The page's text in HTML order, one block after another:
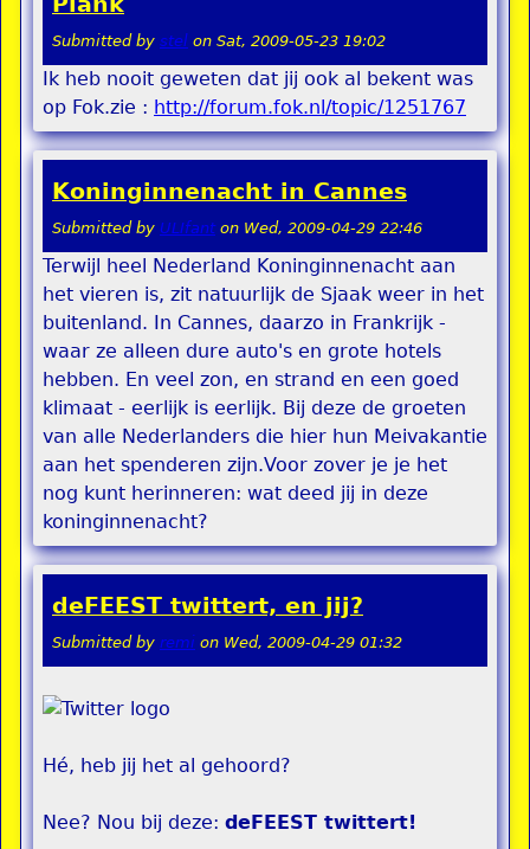
Submitted by stel on Sat, 2009-05-23 19:02
Ik heb nooit geweten dat jij ook al bekent was
op Fok.zie : http://forum.fok.nl/topic/1251767
Koninginnenacht in Cannes
Submitted by ULIfanton Wed, 2009-04-29 22:46
Terwijl heel Nederland Koninginnenacht aan
het vieren is, zit natuurlijk de Sjaak weer in het
buitenland. In Cannes, daarzo in Frankrijk -
waar ze alleen dure auto's en grote hotels
hebben. En veel zon, en strand en een goed
klimaat - eerlijk is eerlijk. Bij deze de groeten
van alle Nederlanders die hier hun Meivakantie
aan het spenderen zijn.Voor zover je je het
nog kunt herinneren: wat deed jij in deze
koninginnenacht?
deFEEST twittert, en jij?
Submitted by remi on Wed, 2009-04-29 01:32
Hé, heb jij het al gehoord?
Nee? Nou bij deze: deFEEST twittert!